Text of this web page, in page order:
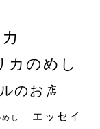
カのめし
のお店
し エッセイ